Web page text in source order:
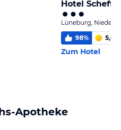
Hotel
Lüneburg,
98% 5,0
Zum Hotel
Apotheke